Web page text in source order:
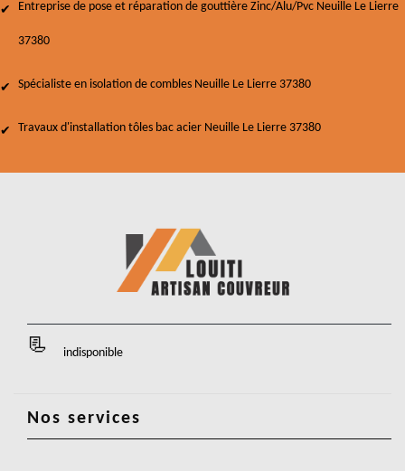
Entreprise de pose et réparation de gouttière Zinc/Alu/Pvc Neuille Le Lierre
37380
Spécialiste en isolation de combles Neuille Le Lierre 37380
Travaux d'installation tôles bac acier Neuille Le Lierre 37380
indisponible
Nos services